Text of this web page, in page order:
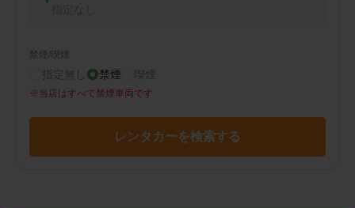
禁煙/喫煙
指定無し 禁煙 喫煙
※ 当店はすべて禁煙車両です
レンタカーを検索する